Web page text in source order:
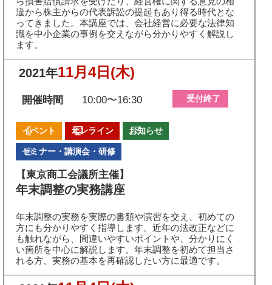
違から株主からの代表訴訟の提起もあり得る時代とな
ってきました。本講座では、会社経営に必要な法律知
識を中小企業の事例を交えながら分かりやすく解説し
ます。
2021年11月4日 (木)
開催時間 10:00〜16:30 受付終了
イベント オンライン お知らせ
セミナー・講演会・研修
【東京商工会議所主催】
年末調整の実務講座
年末調整の実務を実際の書類や演習を交え、初めての
方にも分かりやすく指導します。近年の法改正などに
も触れながら、間違いやすいポイントや、分かりにく
い箇所を中心に解説します。年末調整を初めて担当さ
れる方、実務の基本を再確認したい方に最適です。